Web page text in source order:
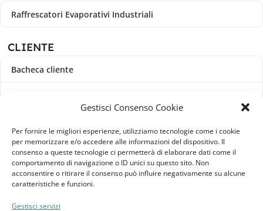
Gestisci Consenso Cookie
Per fornire le migliori esperienze, utilizziamo tecnologie come i cookie
per memorizzare e/o accedere alle informazioni del dispositivo. Il
consenso a queste tecnologie ci permetterà di elaborare dati come il
comportamento di navigazione o ID unici su questo sito. Non
acconsentire o ritirare il consenso può influire negativamente su alcune
caratteristiche e funzioni.
Gestisci servizi
Raffrescatori Evaporativi Industriali
CLIENTE
Bacheca cliente
Indirizzi
Metodi di pagamento
Dettagli account